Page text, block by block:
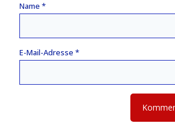
Name *
E-Mail-Adresse *